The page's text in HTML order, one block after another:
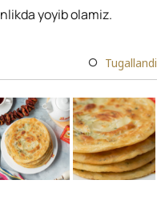
yoyib olamiz.
Tugallandi